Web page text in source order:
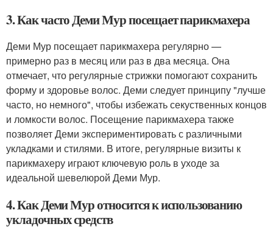
3. Как часто Деми Мур посещает парикмахера
Деми Мур посещает парикмахера регулярно —
примерно раз в месяц или раз в два месяца. Она
отмечает, что регулярные стрижки помогают сохранить
форму и здоровье волос. Деми следует принципу "лучше
часто, но немного", чтобы избежать секуственных концов
и ломкости волос. Посещение парикмахера также
позволяет Деми экспериментировать с различными
укладками и стилями. В итоге, регулярные визиты к
парикмахеру играют ключевую роль в уходе за
идеальной шевелюрой Деми Мур.
4. Как Деми Мур относится к использованию
укладочных средств